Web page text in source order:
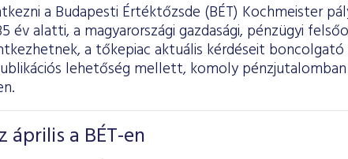
a Budapesti Értéktőzsde (BÉT) Kochmeister
év alatti, a magyarországi gazdasági, pénzügyi
a tőkepiac aktuális kérdéseit
lehetőség mellett, komoly pénzjutalomban
a BÉT-en